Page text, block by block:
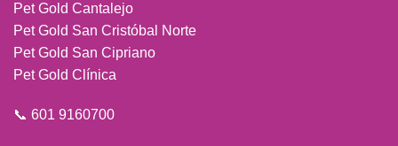
Pet Gold Cantalejo
Pet Gold San Cristóbal Norte
Pet Gold San Cipriano
Pet Gold Clínica
📞 601 9160700